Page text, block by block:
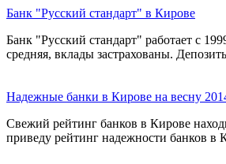
Банк "Русский стандарт" в Кирове
Банк "Русский стандарт" работает с
средняя, вклады застрахованы.
Надежные банки в Кирове на весну
Свежий рейтинг банков в Кирове
приведу рейтинг надежности банков в